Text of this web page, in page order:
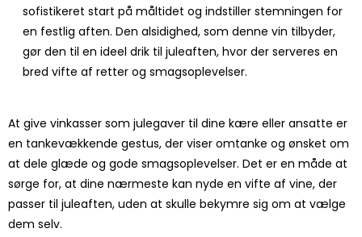
sofistikeret start på måltidet og indstiller stemningen for
en festlig aften. Den alsidighed, som denne vin tilbyder,
gør den til en ideel drik til juleaften, hvor der serveres en
bred vifte af retter og smagsoplevelser.
At give vinkasser som julegaver til dine kære eller ansatte er
en tankevækkende gestus, der viser omtanke og ønsket om
at dele glæde og gode smagsoplevelser. Det er en måde at
sørge for, at dine nærmeste kan nyde en vifte af vine, der
passer til juleaften, uden at skulle bekymre sig om at vælge
dem selv.